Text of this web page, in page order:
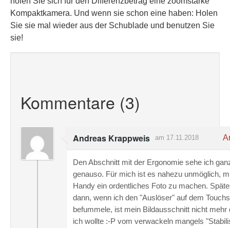
Kompaktkamera. Und wenn sie schon eine haben: Holen
Sie sie mal wieder aus der Schublade und benutzen Sie
sie!
Kommentare (3)
Andreas Krappweis am 17.11.2018
Den Abschnitt mit der Ergonomie sehe ich
genauso. Für mich ist es nahezu unmöglich,
Handy ein ordentliches Foto zu machen.
dann, wenn ich den "Auslöser" auf dem
befummele, ist mein Bildausschnitt nicht mehr
ich wollte :-P vom verwackeln mangels